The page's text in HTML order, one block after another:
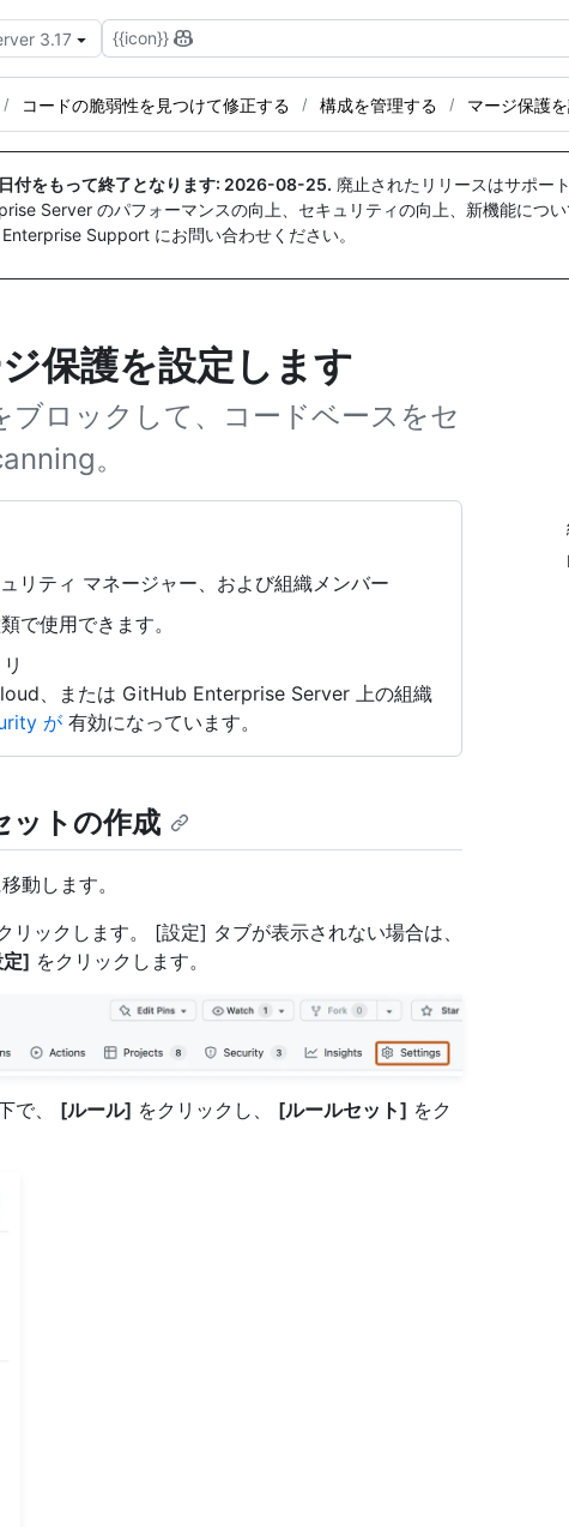
3.17 {{icon}}
コードの脆弱性を見つけて修正する 構成を管理する マージ保護
付をもって終了となります: 2026-08-25. 廃止されたリリースはサポー
Server のパフォーマンスの向上、セキュリティの向上、新機能につ
Support にお問い合わせください。
保護を設定します
ロックして、コードベースをセ
。
リティ マネージャー、および組織メンバー
で使用できます。
、または GitHub Enterprise Server 上の組織
が 有効になっています。
ットの作成
動します。
リックします。 [設定] タブが表示されない場合は、
] をクリックします。
で、 [ルール] をクリックし、 [ルールセット] をク